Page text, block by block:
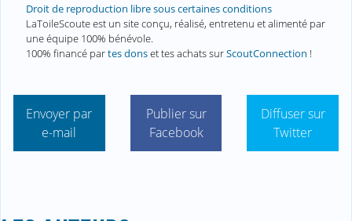
Droit de reproduction libre sous certaines conditions
LaToileScoute est un site conçu, réalisé, entretenu et alimenté par
une équipe 100% bénévole.
100% financé partes donset tes achats surScoutConnection !
Envoyer par
e-mail
Publier sur
Facebook
Diffuser sur
Twitter